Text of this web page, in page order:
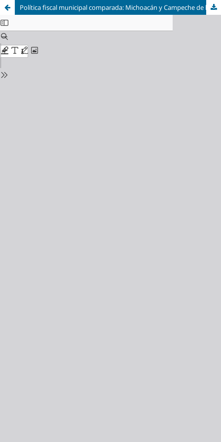
Política fiscal municipal comparada: Michoacán y Campeche de la Reforma Liberal a la etapa porfiriana